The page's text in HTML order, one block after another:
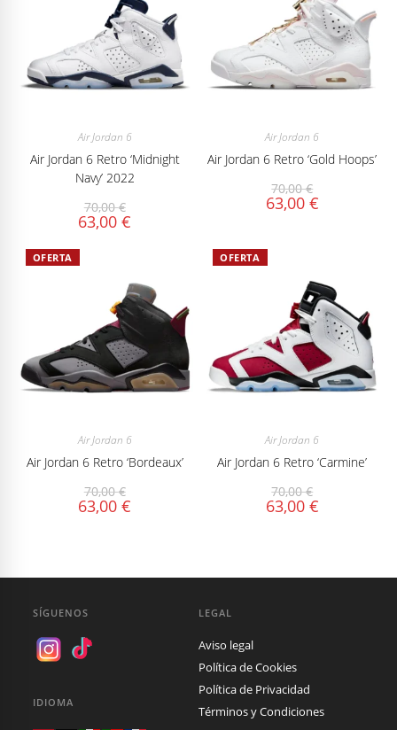
Air Jordan 6
Air Jordan 6 Retro ‘Midnight
Navy’ 2022
70,00€
63,00€
Air Jordan 6
Air Jordan 6 Retro ‘Gold Hoops’
70,00€
63,00 €
OFERTA
Air Jordan 6
Air Jordan 6 Retro ‘Bordeaux’
70,00€
63,00€
OFERTA
Air Jordan 6
Air Jordan 6 Retro ‘Carmine’
70,00€
63,00 €
SÍGUENOS
IDIOMA
LEGAL
Aviso legal
Política de Cookies
Política de Privacidad
Términos y Condiciones